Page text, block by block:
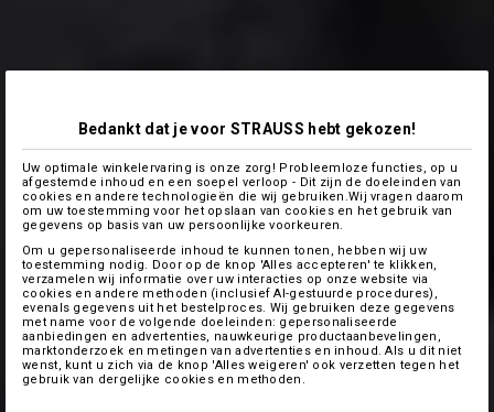
Bedankt dat je voor STRAUSS hebt gekozen!
Uw optimale winkelervaring is onze zorg! Probleemloze functies, op u
afgestemde inhoud en een soepel verloop - Dit zijn de doeleinden van
cookies en andere technologieën die wij gebruiken.Wij vragen daarom
om uw toestemming voor het opslaan van cookies en het gebruik van
gegevens op basis van uw persoonlijke voorkeuren.
Om u gepersonaliseerde inhoud te kunnen tonen, hebben wij uw
toestemming nodig. Door op de knop 'Alles accepteren' te klikken,
verzamelen wij informatie over uw interacties op onze website via
cookies en andere methoden (inclusief AI-gestuurde procedures),
evenals gegevens uit het bestelproces. Wij gebruiken deze gegevens
met name voor de volgende doeleinden: gepersonaliseerde
aanbiedingen en advertenties, nauwkeurige productaanbevelingen,
marktonderzoek en metingen van advertenties en inhoud. Als u dit niet
wenst, kunt u zich via de knop 'Alles weigeren' ook verzetten tegen het
gebruik van dergelijke cookies en methoden.